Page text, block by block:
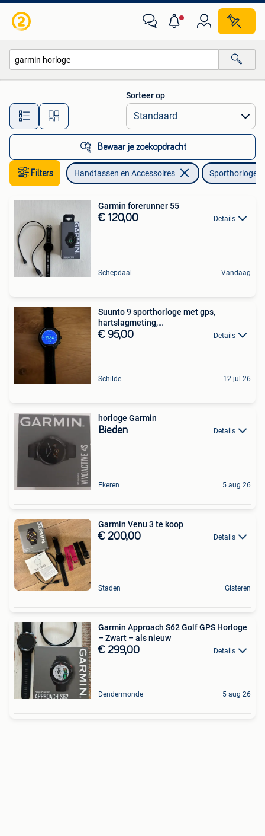
Alle afstanden…
Sorteer op
Bewaar je zoekopdracht
Filters Handtassen en Accessoires Sporthorloges
Garmin forerunner 55
€ 120,00 Details
Schepdaal Vandaag
Suunto 9 sporthorloge met gps,
hartslagmeting,…
€ 95,00 Details
Schilde 12 jul 26
horloge Garmin
Bieden Details
Ekeren 5 aug 26
Garmin Venu 3 te koop
€ 200,00 Details
Staden Gisteren
Garmin Approach S62 Golf GPS Horloge
– Zwart – als nieuw
€ 299,00 Details
Dendermonde 5 aug 26